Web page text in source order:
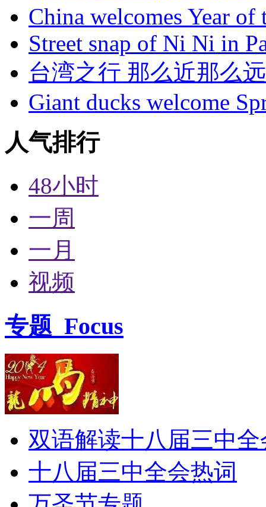
China welcomes Year of
Street snap of Ni Ni in
台湾之行 那么近那么远
Giant ducks welcome
人气排行
48小时
一周
一月
视频
专题 Focus
双语解读十八届三中全
十八届三中全会热词